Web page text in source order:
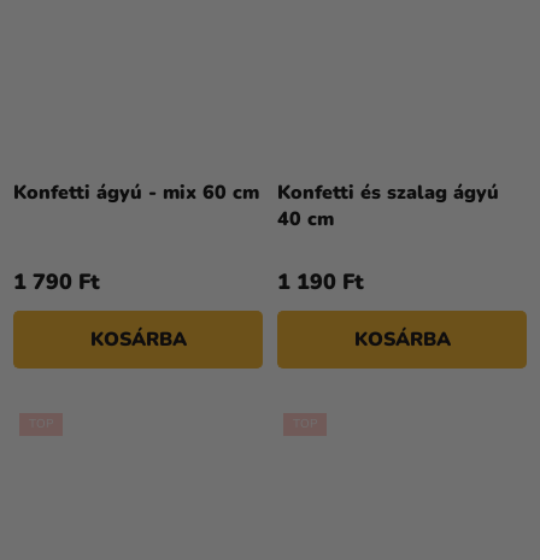
Konfetti ágyú - mix 60 cm
1 790 Ft
KOSÁRBA
Konfetti és szalag ágyú
40 cm
termék
átlagos
5,0
csillag.
1 190 Ft
KOSÁRBA